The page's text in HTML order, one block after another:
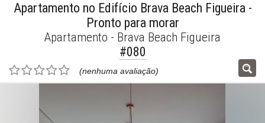
Apartamento no Edifício Brava Beach Figueira-
Pronto para morar
Apartamento - Brava Beach Figueira
#080
(nenhuma avaliação)